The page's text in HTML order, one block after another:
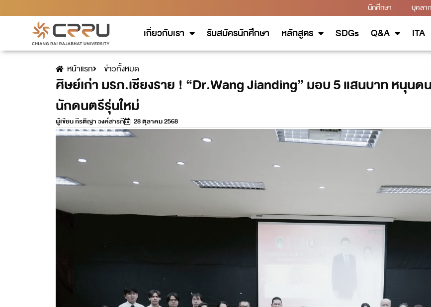
นักศึกษา บุคลา
เกี่ยวกับเรา รับสมัครนักศึกษา หลักสูตร SDGs Q&A ITA
หน้าแรก ข่าวทั้งหมด
ศิษย์เก่า มรภ.เชียงราย ! “Dr.Wang Jianding” มอบ 5 แสนบาท หนุน
นักดนตรีรุ่นใหม่
ผู้เขียนกีรติญา วงค์สารภี 28 ตุลาคม 2568